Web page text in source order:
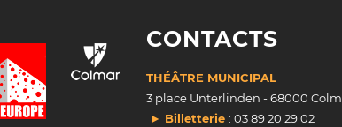
CONTACTS
THÉÂTRE MUNICIPAL
3 place Unterlinden - 68000
► Billetterie : 03 89 20 29 02